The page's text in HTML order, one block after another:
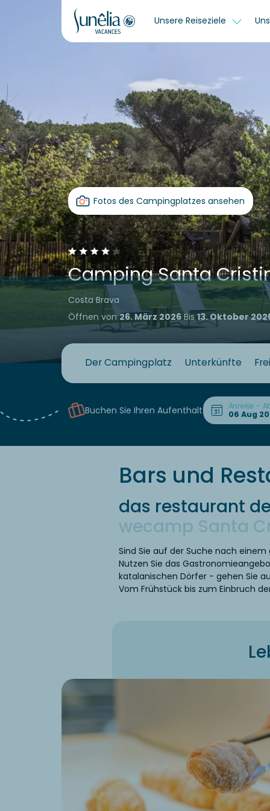
Unsere Reiseziele
Fotos des Campingplatzes ansehen
Camping Santa
Costa Brava
Öffnen von26. März 2026Bis13. Oktober
Der Campingplatz Unterkünfte
Buchen Sie Ihren Aufenthalt Anreise -
Bars und
das restaurant
wecamp Santa
Sind Sie auf der Suche nach
Nutzen Sie das
katalanischen Dörfer - gehen Sie
Vom Frühstück bis zum Einbruch